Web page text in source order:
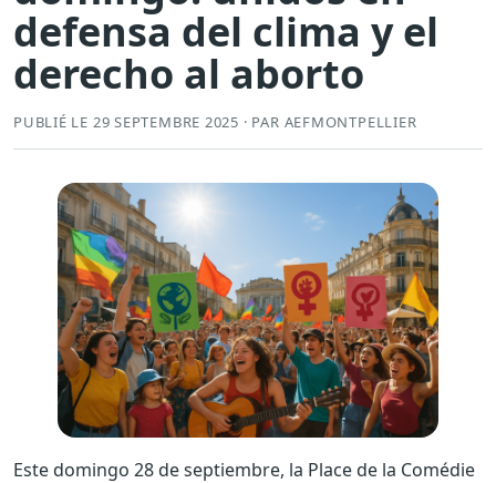
defensa del clima y el
derecho al aborto
PUBLIÉ LE 29 SEPTEMBRE 2025 · PAR AEFMONTPELLIER
Este domingo 28 de septiembre, la Place de la Comédie